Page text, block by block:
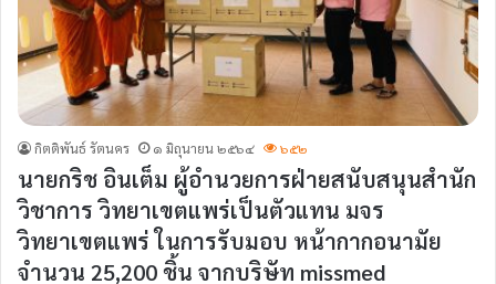
กิตติพันธ์ รัตนคร ๑ มิถุนายน ๒๕๖๔ ๖๕๒
นายกริช อินเต็ม ผู้อำนวยการฝ่ายสนับสนุนสำนัก
วิชาการ วิทยาเขตแพร่เป็นตัวแทน มจร
วิทยาเขตแพร่ ในการรับมอบ หน้ากากอนามัย
จำนวน 25,200 ชิ้น จากบริษัท missmed